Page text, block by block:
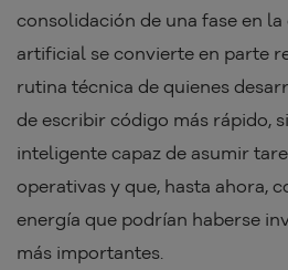
consolidación de una fase en
artificial se convierte en parte
rutina técnica de quienes
de escribir código más rápido,
inteligente capaz de asumir
operativas y que, hasta ahora,
energía que podrían haberse
más importantes.